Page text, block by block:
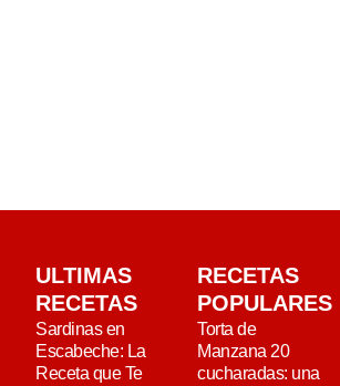
ULTIMAS
RECETAS
Sardinas en
Escabeche: La
Receta que Te
RECETAS
POPULARES
Torta de
Manzana 20
cucharadas: una